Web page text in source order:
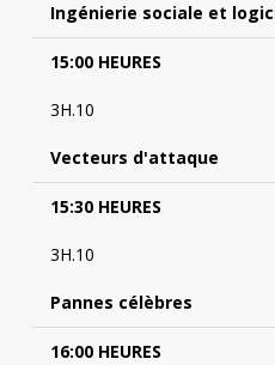
Ingénierie sociale et
15:00 HEURES
3H.10
Vecteurs d'attaque
15:30 HEURES
3H.10
Pannes célèbres
16:00 HEURES